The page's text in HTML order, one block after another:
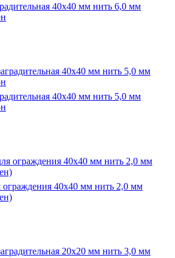
40х40 мм нить 6,0 мм
40х40 мм нить 5,0 мм
ограждения 40х40 мм нить 2,0 мм